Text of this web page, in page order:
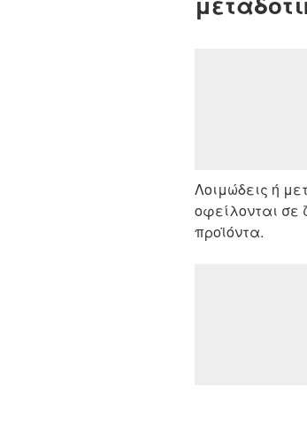
Λοιμώδεις ή
οφείλονται σε
προϊόντα.